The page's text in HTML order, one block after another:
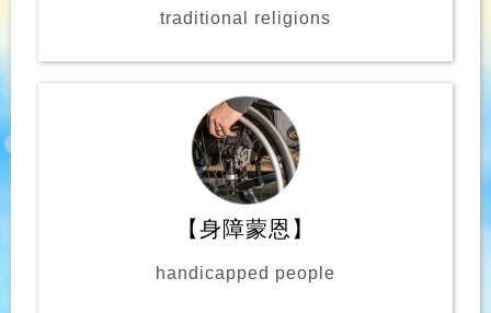
traditional religions
【身障蒙恩】
handicapped people